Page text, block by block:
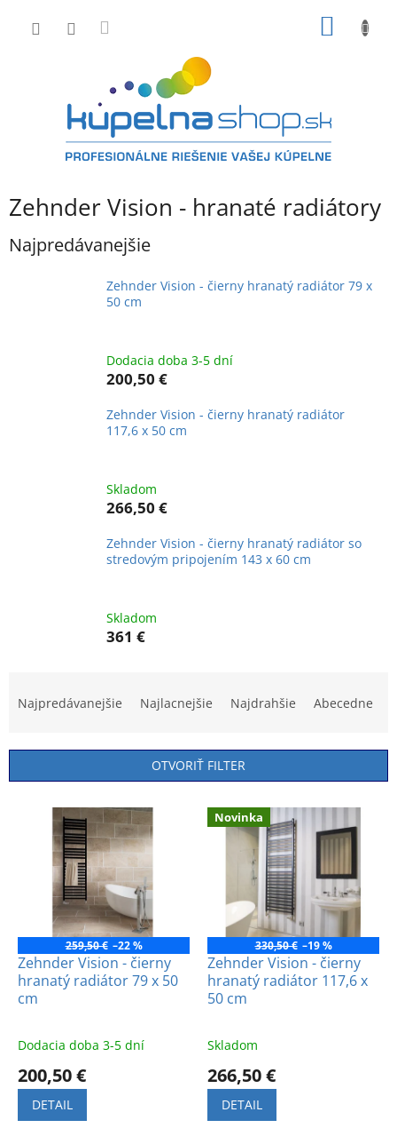
Zehnder Vision - hranaté radiátory
Najpredávanejšie
Zehnder Vision - čierny hranatý radiátor 79 x
50 cm
Dodacia doba 3-5 dní
200,50 €
Zehnder Vision - čierny hranatý radiátor
117,6 x 50 cm
Skladom
266,50 €
Zehnder Vision - čierny hranatý radiátor so
stredovým pripojením 143 x 60 cm
Skladom
361 €
n
i
o
Najpredávanejšie Najlacnejšie Najdrahšie Abecedne
OTVORIŤ FILTER
o
d
259,50 € –22 %
Zehnder Vision - čierny
hranatý radiátor 79 x 50
cm
Dodacia doba 3-5 dní
200,50 €
DETAIL
Novinka
330,50 € –19 %
Zehnder Vision - čierny
hranatý radiátor 117,6 x
50 cm
Skladom
266,50 €
DETAIL